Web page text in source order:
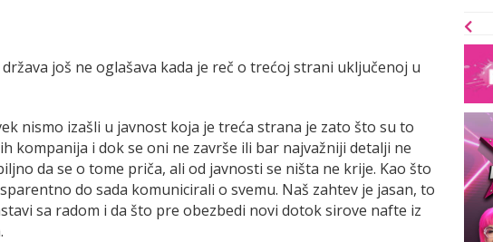
još ne oglašava kada je reč o trećoj strani uključenoj u
nismo izašli u javnost koja je treća strana je zato što su to
kompanija i dok se oni ne završe ili bar najvažniji detalji ne
da se o tome priča, ali od javnosti se ništa ne krije. Kao što
do sada komunicirali o svemu. Naš zahtev je jasan, to
sa radom i da što pre obezbedi novi dotok sirove nafte iz